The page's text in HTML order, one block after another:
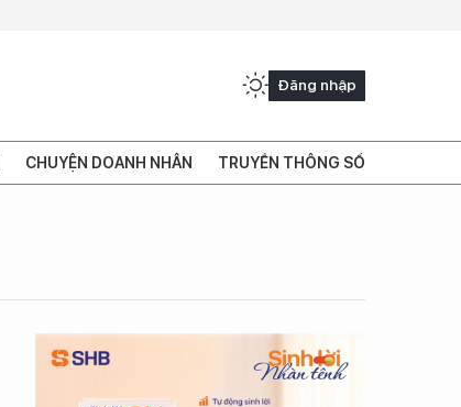
Đăng nhập
CHUYỆN DOANH NHÂN TRUYỀN THÔNG SỐ